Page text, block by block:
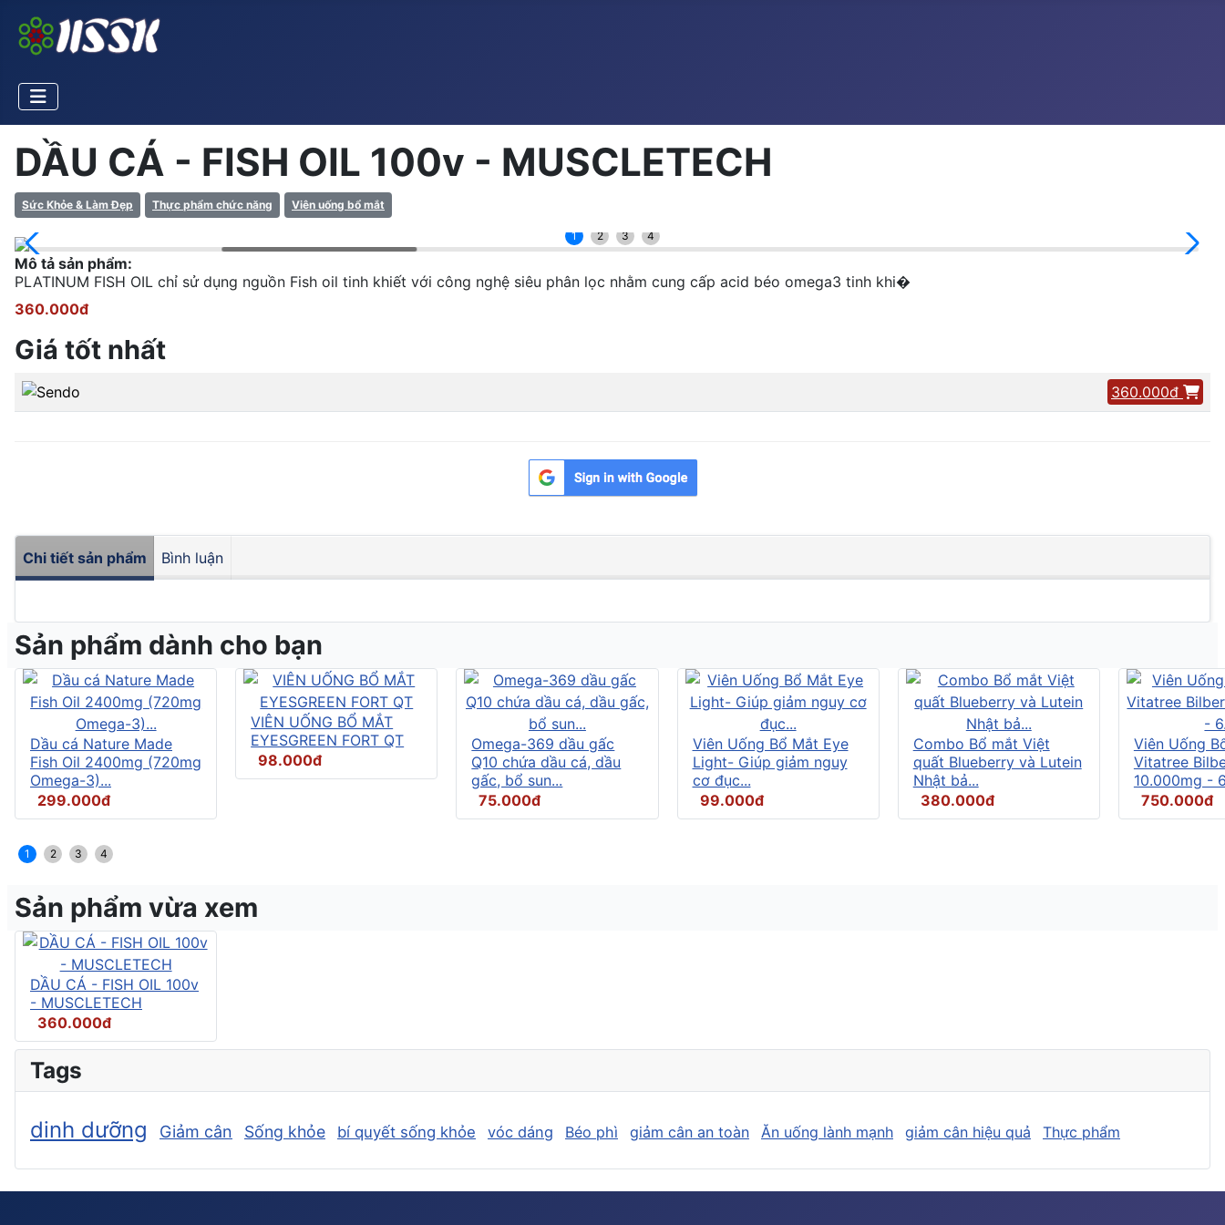
DẦU CÁ - FISH OIL 100v - MUSCLETECH
Sức Khỏe & Làm Đẹp Thực phẩm chức năng Viên uống bổ mắt
1 2 3 4
Mô tả sản phẩm:
PLATINUM FISH OIL chỉ sử dụng nguồn Fish oil tinh khiết với công nghệ siêu phân lọc nhằm cung cấp acid béo omega3 tinh khi�
360.000đ
Giá tốt nhất
360.000đ
Chi tiết sản phẩm Bình luận
Sản phẩm dành cho bạn
Dầu cá Nature Made
Fish Oil 2400mg (720mg
Omega-3)...
299.000đ
VIÊN UỐNG BỔ MẮT
EYESGREEN FORT QT
98.000đ
Omega-369 dầu gấc
Q10 chứa dầu cá, dầu
gấc, bổ sun...
75.000đ
Viên Uống Bổ Mắt Eye
Light- Giúp giảm nguy
cơ đục...
99.000đ
Combo Bổ mắt Việt
quất Blueberry và Lutein
Nhật bả...
380.000đ
Viên Uống
Vitatree
10.000mg -
750.000đ
1 2 3 4
Sản phẩm vừa xem
DẦU CÁ - FISH OIL 100v
- MUSCLETECH
360.000đ
Tags
dinh dưỡng Giảm cân Sống khỏe bí quyết sống khỏe vóc dáng Béo phì giảm cân an toàn Ăn uống lành mạnh giảm cân hiệu quả Thực phẩm